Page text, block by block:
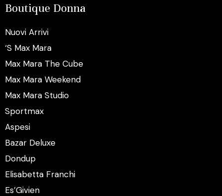
Boutique Donna
Nuovi Arrivi
‘S Max Mara
Max Mara The Cube
Max Mara Weekend
Max Mara Studio
Sportmax
Aspesi
Bazar Deluxe
Dondup
Elisabetta Franchi
Es’Givien